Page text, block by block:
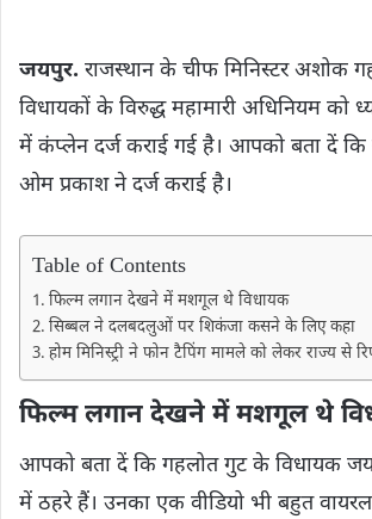
जयपुर. राजस्थान के चीफ मिनिस्टर अशोक
विधायकों के विरुद्ध महामारी अधिनियम को
में कंप्लेन दर्ज कराई गई है। आपको बता दें
ओम प्रकाश ने दर्ज कराई है।
Table of Contents
फिल्म लगान देखने में मशगूल थे विधायक
सिब्बल ने दलबदलुओं पर शिकंजा कसने के लिए कहा
होम मिनिस्ट्री ने फोन टैपिंग मामले को लेकर राज्य से
फिल्म लगान देखने में मशगूल थे
आपको बता दें कि गहलोत गुट के विधायक
में ठहरे हैं। उनका एक वीडियो भी बहुत